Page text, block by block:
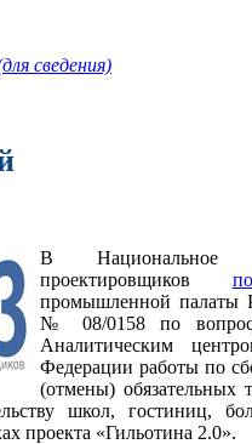
сведения)
В Национальное
проектировщиков
промышленной палаты
№ 08/0158 по
Аналитическим
Федерации работы по
(отмены)
школ, гостиниц,
проекта «Гильотина 2.0».